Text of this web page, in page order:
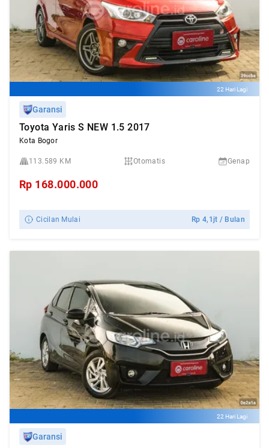
22 Hari Lagi
Garansi
Toyota Yaris S NEW 1.5 2017
Kota Bogor
113.589 KM Otomatis Genap
Rp 168.000.000
Cicilan Mulai Rp4,1jt / Bulan
22 Hari Lagi
Garansi